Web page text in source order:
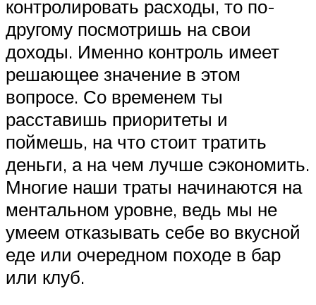
контролировать расходы, то по-
другому посмотришь на свои
доходы. Именно контроль имеет
решающее значение в этом
вопросе. Со временем ты
расставишь приоритеты и
поймешь, на что стоит тратить
деньги, а на чем лучше сэкономить.
Многие наши траты начинаются на
ментальном уровне, ведь мы не
умеем отказывать себе во вкусной
еде или очередном походе в бар
или клуб.